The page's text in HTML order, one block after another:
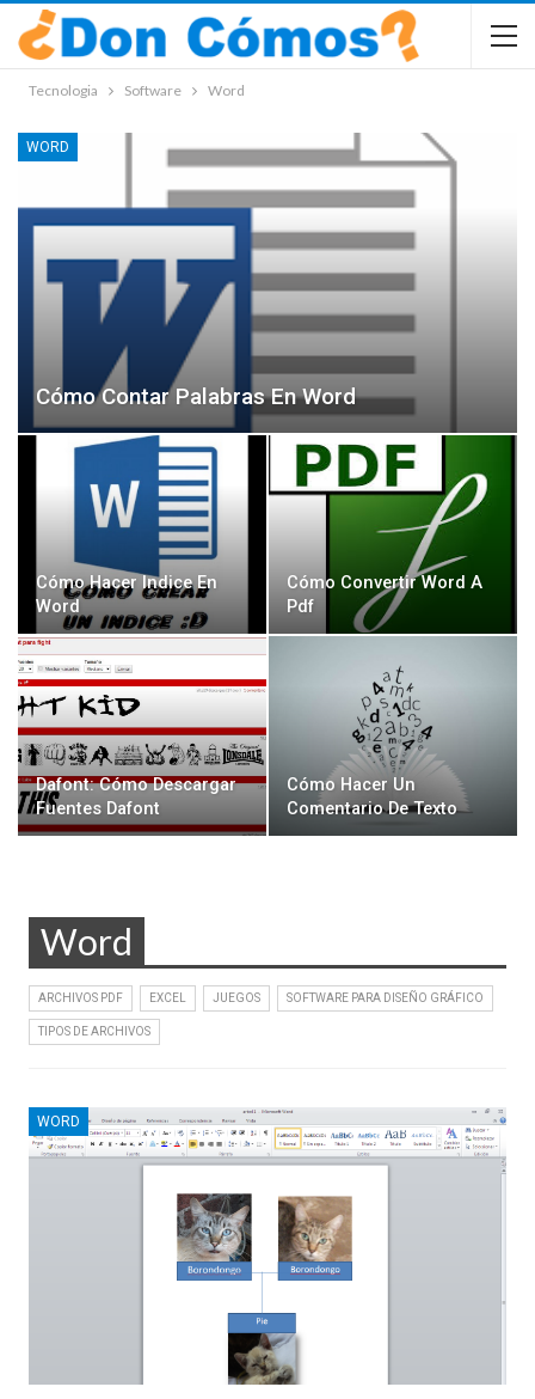
Tecnologia Software Word
WORD
Cómo Contar Palabras En Word
Cómo Hacer Indice En
Word
Cómo Convertir Word A
Pdf
Dafont: Cómo Descargar
Fuentes Dafont
Cómo Hacer Un
Comentario De Texto
Word
ARCHIVOS PDF EXCEL JUEGOS SOFTWARE PARA DISEÑO GRÁFICO
TIPOS DE ARCHIVOS
WORD